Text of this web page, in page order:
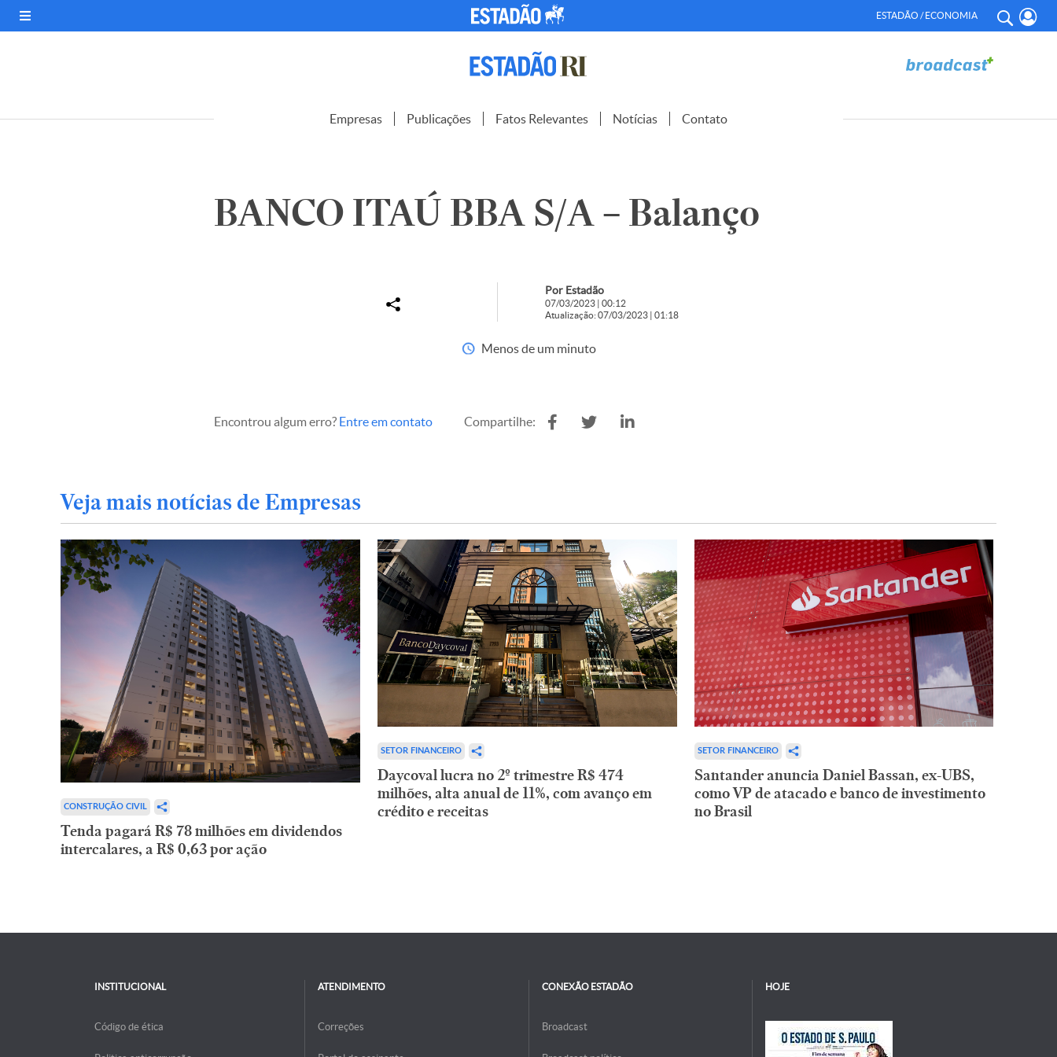
ESTADÃO / ECONOMIA
Empresas Publicações Fatos Relevantes Notícias Contato
BANCO ITAÚ BBA S/A – Balanço
Por Estadão
07/03/2023 | 00:12
Atualização: 07/03/2023 | 01:18
Menos de um minuto
Encontrou algum erro? Entre em contato Compartilhe:
Veja mais notícias de Empresas
CONSTRUÇÃO CIVIL
Tenda pagará R$ 78 milhões em dividendos
intercalares, a R$ 0,63 por ação
SETOR FINANCEIRO
Daycoval lucra no 2º trimestre R$ 474
milhões, alta anual de 11%, com avanço em
crédito e receitas
SETOR FINANCEIRO
Santander anuncia Daniel Bassan, ex-UBS,
como VP de atacado e banco de investimento
no Brasil
INSTITUCIONAL
Código de ética
ATENDIMENTO
Correções
CONEXÃO ESTADÃO
Broadcast
HOJE